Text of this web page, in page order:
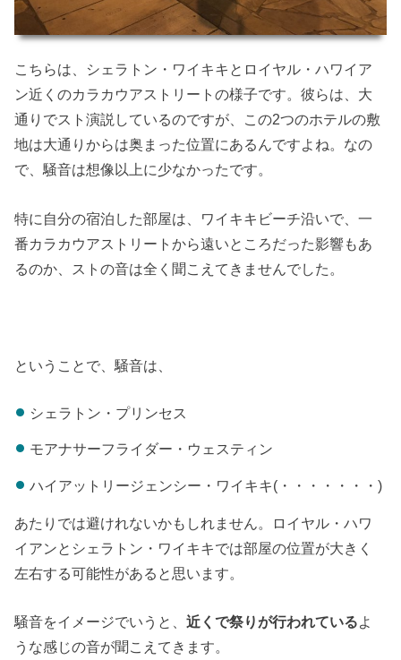
こちらは、シェラトン・ワイキキとロイヤル・ハワイア
ン近くのカラカウアストリートの様子です。彼らは、大
通りでスト演説しているのですが、この2つのホテルの敷
地は大通りからは奥まった位置にあるんですよね。なの
で、騒音は想像以上に少なかったです。
特に自分の宿泊した部屋は、ワイキキビーチ沿いで、一
番カラカウアストリートから遠いところだった影響もあ
るのか、ストの音は全く聞こえてきませんでした。
ということで、騒音は、
シェラトン・プリンセス
モアナサーフライダー・ウェスティン
ハイアットリージェンシー・ワイキキ(・・・・・・・)
あたりでは避けれないかもしれません。ロイヤル・ハワ
イアンとシェラトン・ワイキキでは部屋の位置が大きく
左右する可能性があると思います。
騒音をイメージでいうと、近くで祭りが行われているよ
うな感じの音が聞こえてきます。